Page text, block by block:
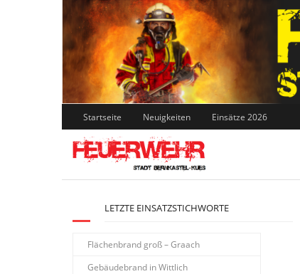
Skip
to
content
Startseite Neuigkeiten Einsätze 2026
LETZTE EINSATZSTICHWORTE
Flächenbrand groß – Graach
Gebäudebrand in Wittlich